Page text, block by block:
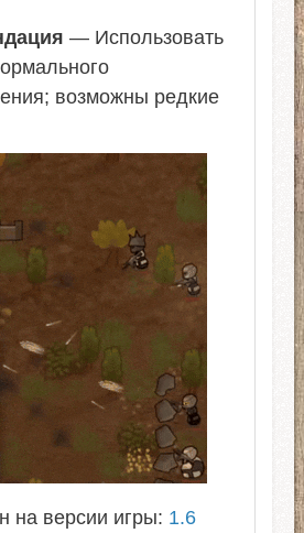
— Использовать
возможны редкие
на версии игры: 1.6